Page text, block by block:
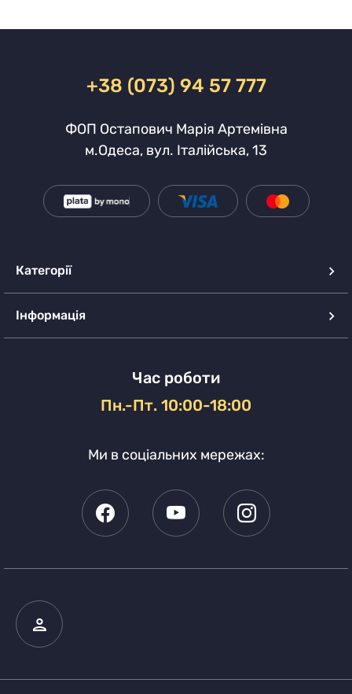
+38 (073) 94 57 777
ФОП Остапович Марія Артемівна
м.Одеса, вул. Італійська, 13
Категорії
Інформація
Час роботи
Пн.-Пт. 10:00-18:00
Ми в соціальних мережах: